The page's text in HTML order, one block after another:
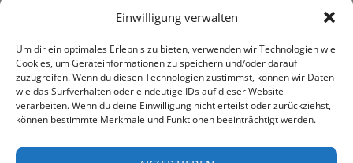
Einwilligung verwalten
Um dir ein optimales Erlebnis zu bieten, verwenden wir Technologien wie
Cookies, um Geräteinformationen zu speichern und/oder darauf
zuzugreifen. Wenn du diesen Technologien zustimmst, können wir Daten
wie das Surfverhalten oder eindeutige IDs auf dieser Website
verarbeiten. Wenn du deine Einwilligung nicht erteilst oder zurückziehst,
können bestimmte Merkmale und Funktionen beeinträchtigt werden.
um den Kauf landwirtschaftlicher Bedarfsartikel geht.